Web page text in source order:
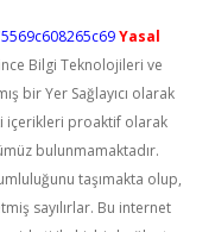
Yasal
Bilgi Teknolojileri ve
bir Yer Sağlayıcı olarak
içerikleri proaktif olarak
bulunmamaktadır.
taşımakta olup,
sayılırlar. Bu internet